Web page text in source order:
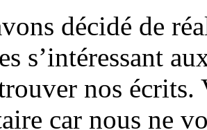
décidé de
s’intéressant
nos écrits.
car nous ne